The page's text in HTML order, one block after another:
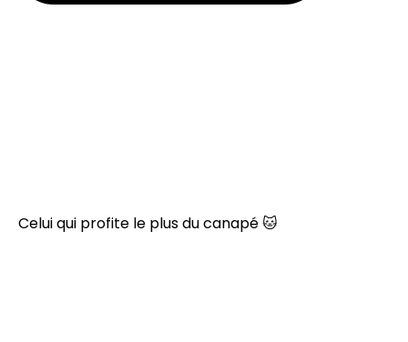
Celui qui profite le plus du canapé 🐱